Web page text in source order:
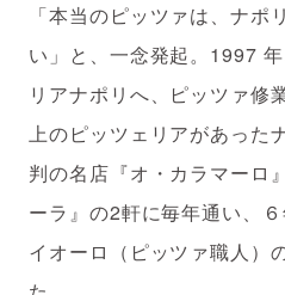
「本当のピッツァは、ナポ
い」と、一念発起。1997
リアナポリへ、ピッツァ修
上のピッツェリアがあった
判の名店『オ・カラマーロ
ーラ』の2軒に毎年通い、
イオーロ（ピッツァ職人）